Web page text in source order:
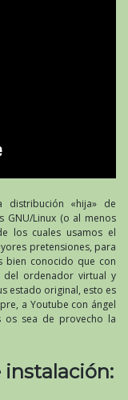
distribución «hija» de
GNU/Linux (o al menos
los cuales usamos el
pretensiones, para
bien conocido que con
del ordenador virtual y
estado original, esto es
a Youtube con ángel
os sea de provecho la